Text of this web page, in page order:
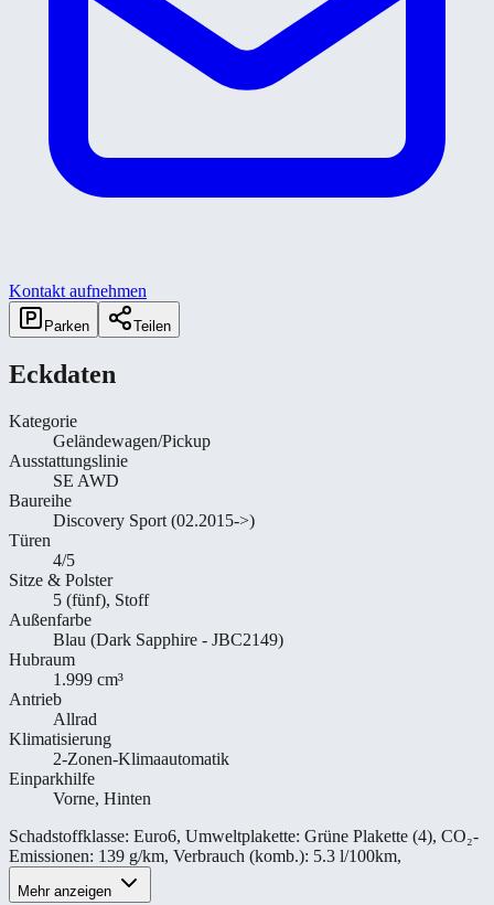
Kontakt aufnehmen
Parken Teilen
Eckdaten
Kategorie
Geländewagen/Pickup
Ausstattungslinie
SE AWD
Baureihe
Discovery Sport (02.2015->)
Türen
4/5
Sitze & Polster
5 (fünf), Stoff
Außenfarbe
Blau (Dark Sapphire - JBC2149)
Hubraum
1.999 cm³
Antrieb
Allrad
Klimatisierung
2-Zonen-Klimaautomatik
Einparkhilfe
Vorne, Hinten
Schadstoffklasse: Euro6, Umweltplakette: Grüne Plakette (4), CO₂-
Emissionen: 139 g/km, Verbrauch (komb.): 5.3 l/100km,
Mehr anzeigen